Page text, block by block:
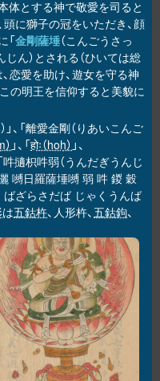
体とする神で敬愛を司ると
に獅子の冠をいただき、顔
「金剛薩埵（こんごうさっ
じん）とされる（ひいては総
恋愛を助け、遊女を守る神
の明王を信仰すると美貌に
、「離愛金剛（りあいこんご
」、「होः（hoḥ） 」、
吽擿枳吽弱（うんだぎうんじ
灑 嚩日羅薩埵嚩 弱 吽 鍐 穀
ばざらさだば じゃくうんば
は五鈷杵、人形杵、五鈷鉤、